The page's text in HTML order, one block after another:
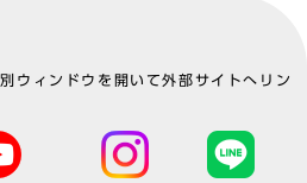
ウィンドウを開いて外部サイトへリン